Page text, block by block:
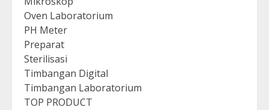
Oven Laboratorium
PH Meter
Preparat
Sterilisasi
Timbangan Digital
Timbangan Laboratorium
TOP PRODUCT